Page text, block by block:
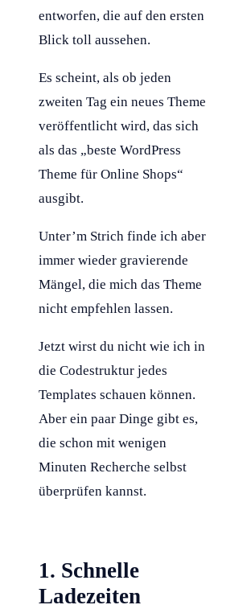
entworfen, die auf den ersten
Blick toll aussehen.
Es scheint, als ob jeden
zweiten Tag ein neues Theme
veröffentlicht wird, das sich
als das „beste WordPress
Theme für Online Shops“
ausgibt.
Unter’m Strich finde ich aber
immer wieder gravierende
Mängel, die mich das Theme
nicht empfehlen lassen.
Jetzt wirst du nicht wie ich in
die Codestruktur jedes
Templates schauen können.
Aber ein paar Dinge gibt es,
die schon mit wenigen
Minuten Recherche selbst
überprüfen kannst.
1. Schnelle
Ladezeiten